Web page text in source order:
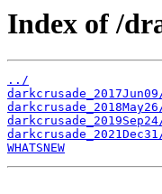
Index of /
../
WHATSNEW